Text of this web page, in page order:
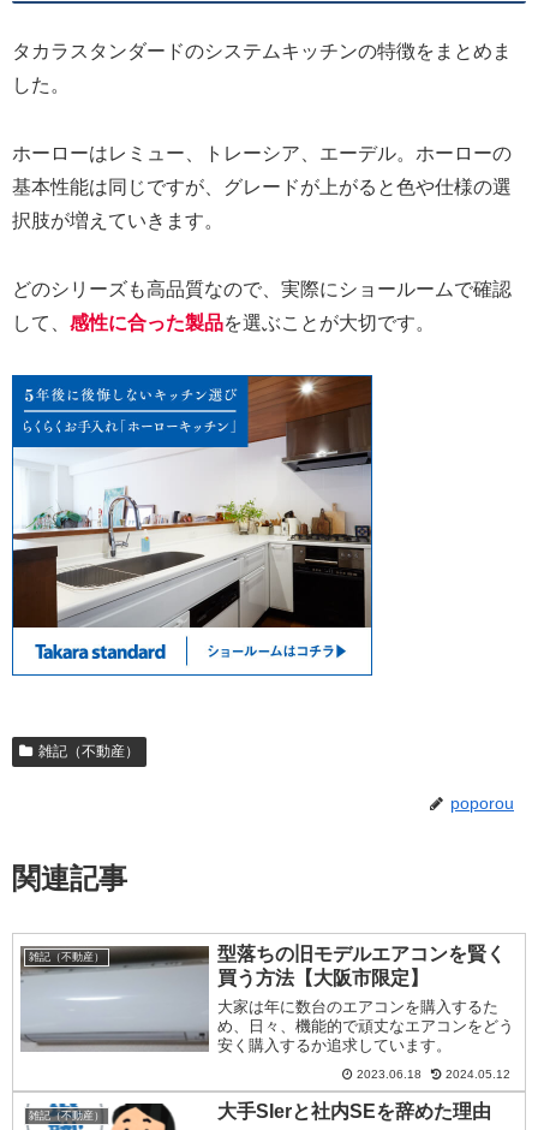
タカラスタンダードのシステムキッチンの特徴をまとめま
した。
ホーローはレミュー、トレーシア、エーデル。ホーローの
基本性能は同じですが、グレードが上がると色や仕様の選
択肢が増えていきます。
どのシリーズも高品質なので、実際にショールームで確認
して、 感性に合った製品を選ぶことが大切です。
雑記（不動産）
poporou
関連記事
雑記（不動産）
型落ちの旧モデルエアコンを賢く
買う方法【大阪市限定】
大家は年に数台のエアコンを購入するた
め、日々、機能的で頑丈なエアコンをどう
安く購入するか追求しています。
2023.06.18 2024.05.12
雑記（不動産） 大手SIerと社内SEを辞めた理由